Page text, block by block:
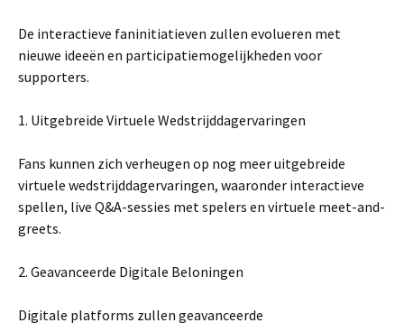
De interactieve faninitiatieven zullen evolueren met
nieuwe ideeën en participatiemogelijkheden voor
supporters.
1. Uitgebreide Virtuele Wedstrijddagervaringen
Fans kunnen zich verheugen op nog meer uitgebreide
virtuele wedstrijddagervaringen, waaronder interactieve
spellen, live Q&A-sessies met spelers en virtuele meet-and-
greets.
2. Geavanceerde Digitale Beloningen
Digitale platforms zullen geavanceerde